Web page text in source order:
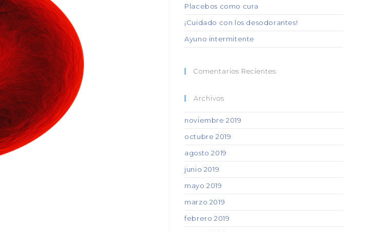
Placebos como cura
¡Cuidado con los desodorantes!
Ayuno intermitente
Comentarios Recientes
Archivos
noviembre 2019
octubre 2019
agosto 2019
junio 2019
mayo 2019
marzo 2019
febrero 2019